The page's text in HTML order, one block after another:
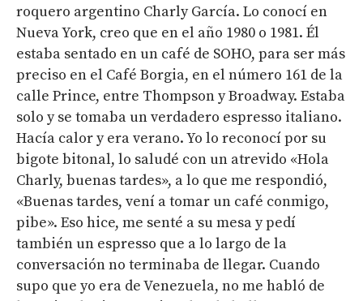
roquero argentino Charly García. Lo conocí en
Nueva York, creo que en el año 1980 o 1981. Él
estaba sentado en un café de SOHO, para ser más
preciso en el Café Borgia, en el número 161 de la
calle Prince, entre Thompson y Broadway. Estaba
solo y se tomaba un verdadero espresso italiano.
Hacía calor y era verano. Yo lo reconocí por su
bigote bitonal, lo saludé con un atrevido «Hola
Charly, buenas tardes», a lo que me respondió,
«Buenas tardes, vení a tomar un café conmigo,
pibe». Eso hice, me senté a su mesa y pedí
también un espresso que a lo largo de la
conversación no terminaba de llegar. Cuando
supo que yo era de Venezuela, no me habló de